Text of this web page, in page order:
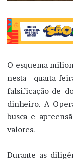
O esquema
nesta quarta-
falsificação de
dinheiro. A
busca e
valores.
Durante as